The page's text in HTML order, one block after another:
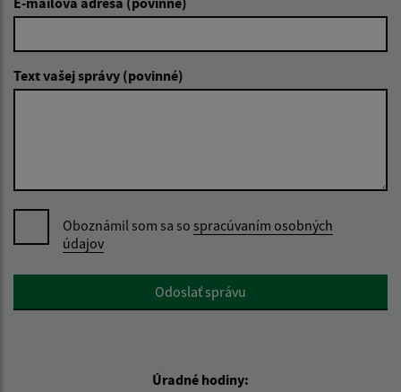
Text vašej správy (povinné)
Oboznámil som sa so spracúvaním osobných
údajov
Google reCaptcha ResponseOdoslať správu
Úradné hodiny: